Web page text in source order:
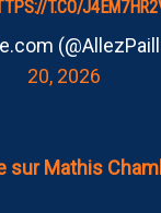
T.CO/
20, 2026
sur Mathis